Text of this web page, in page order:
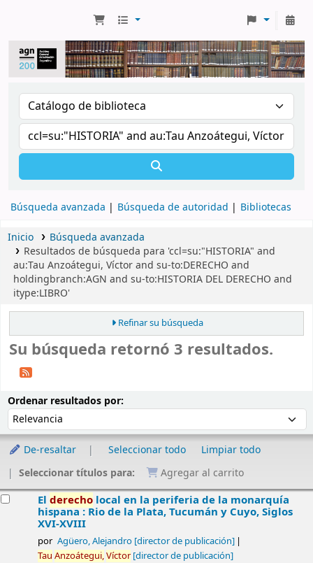
Búsqueda avanzada Búsqueda de autoridad Bibliotecas
Inicio
Búsqueda avanzada
Resultados de búsqueda para 'ccl=su:"HISTORIA" and
au:Tau Anzoátegui, Víctor and su-to:DERECHO and
holdingbranch:AGN and su-to:HISTORIA DEL DERECHO and
itype:LIBRO'
Refinar su búsqueda
Su búsqueda retornó 3 resultados.
Ordenar resultados por:
De-resaltar Seleccionar todo
Limpiar todo
Seleccionar títulos para:
Agregar al carrito
Elderecho local en la periferia de la monarquía
hispana : Rio de la Plata, Tucumán y Cuyo, Siglos
XVI-XVIII
por Agüero, Alejandro[director de publicación]
Tau Anzoátegui,Víctor[director de publicación]